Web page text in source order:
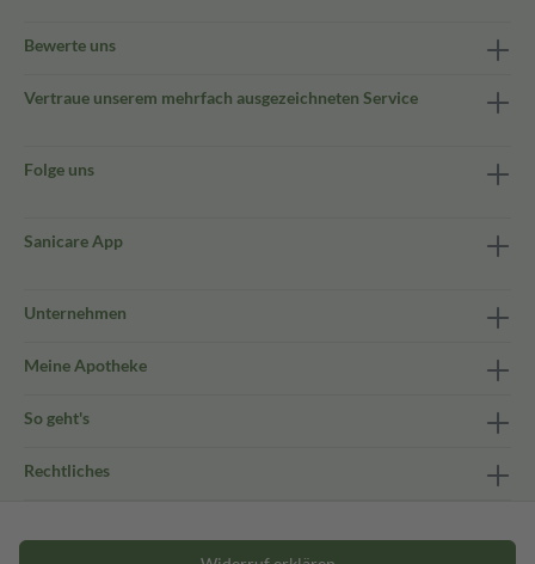
Bewerte uns
Vertraue unserem mehrfach ausgezeichneten Service
Folge uns
Sanicare App
Unternehmen
Meine Apotheke
So geht's
Rechtliches